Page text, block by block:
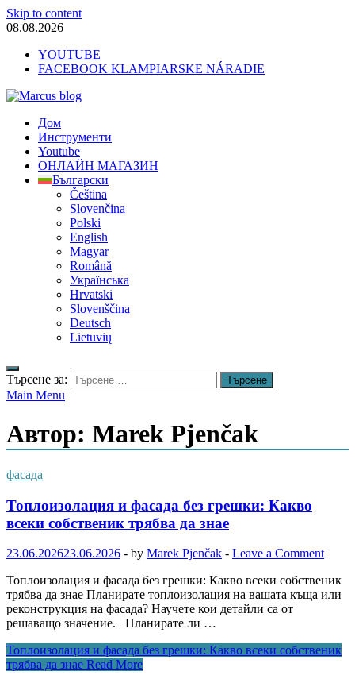
Skip to content
08.08.2026
YOUTUBE
FACEBOOK KLAMPIARSKE NÁRADIE
Marcus blog
Stavebné profily, náradie, izolácie
Дом
Инструменти
Youtube
ОНЛАЙН МАГАЗИН
Български
Čeština
Slovenčina
Polski
English
Magyar
Română
Українська
Hrvatski
Slovenščina
Deutsch
Lietuvių
Търсене за:
Main Menu
Автор: Marek Pjenčak
фасада
Топлоизолация и фасада без грешки: Какво
всеки собственик трябва да знае
23.06.202623.06.2026 - by Marek Pjenčak - Leave a Comment
Топлоизолация и фасада без грешки: Какво всеки собственик
трябва да знае Планирате топлоизолация на вашата къща или
реконструкция на фасада? Научете кои детайли са от
решаващо значение. Планирате ли …
Топлоизолация и фасада без грешки: Какво всеки собственик
трябва да знае Read More